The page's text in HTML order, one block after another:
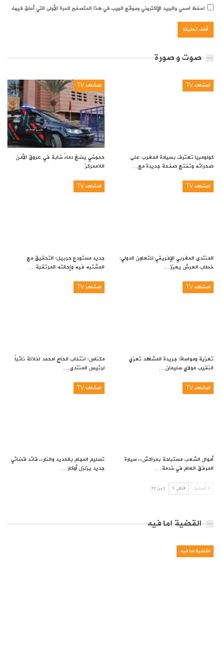
احفظ اسمي والبريد الإلكتروني وموقع الويب في هذا المتصفح للمرة الأولى التي أعلق فيها.
صوت و صورة
المشاهد TV
كولومبيا تعترف بسيادة المغرب على
صحرائه وتفتح صفحة جديدة مع…
المشاهد TV
حموشي يضخ دماءً شابة في عروق الأمن
اللاممركز
المشاهد TV
المنتدى المغربي الإفريقي للتعاون الدولي:
خطاب العرش يعزز…
المشاهد TV
جديد مستودع حربيل: التحقيق مع
المشتبه فيه وإحالته المرتقبة…
المشاهد TV
تعزية ومواساة: جريدة المشاهد تعزي
النقيب مولاي سليمان…
المشاهد TV
مكناس: انتخاب الحاج امحمد اخلالة نائباً
لرئيس المنتدى…
المشاهد TV
أموال الشعب مستباحة بمراكش.. سيارة
المرفق العام في خدمة…
المشاهد TV
تسليم المهام بالحديد والنار.. قائد قضائي
جديد يزلزل أوكار…
السابق التالي 1 من 77
القضية اما فيه
القضية اما فيه